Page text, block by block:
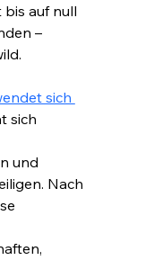
auf null
–
sich
sich
und
Nach